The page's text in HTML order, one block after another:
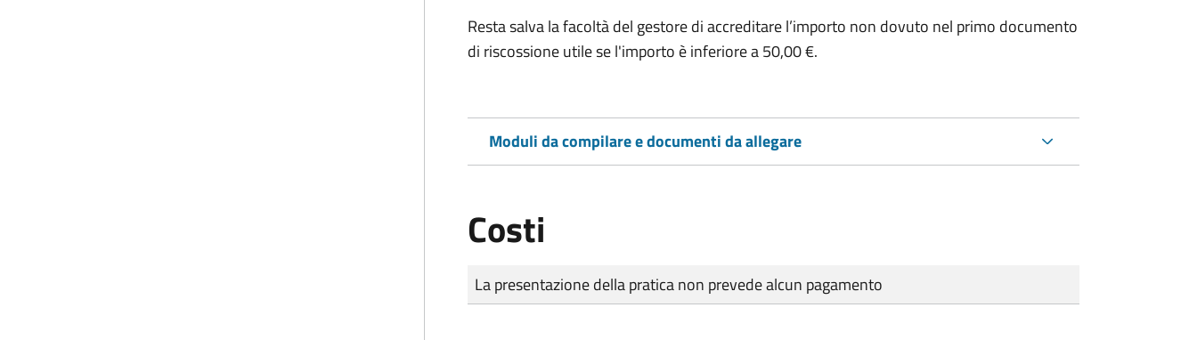
Resta salva la facoltà del gestore di accreditare l’importo non dovuto nel primo documento
di riscossione utile se l'importo è inferiore a 50,00 €.
Moduli da compilare e documenti da allegare
Costi
Tipo di pagamento
Importo
La presentazione della pratica non prevede alcun pagamento